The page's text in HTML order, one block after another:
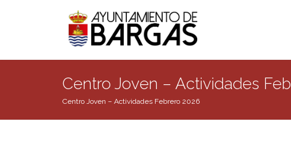
Centro Joven – Actividades
Centro Joven – Actividades Febrero 2026